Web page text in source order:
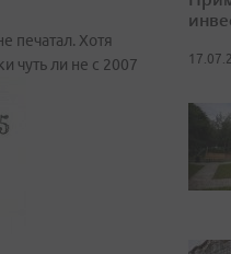
печатал. Хотя
чуть ли не с 2007